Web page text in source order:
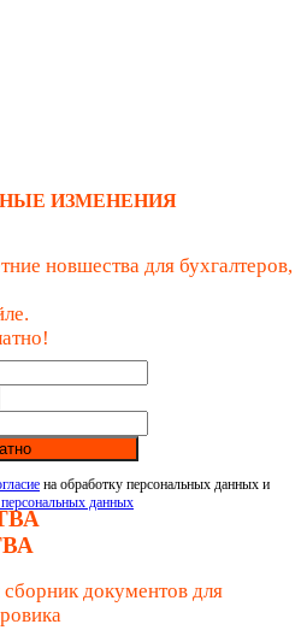
ИЗМЕНЕНИЯ
новшества для бухгалтеров,
на обработку персональных данных и
данных
документов для